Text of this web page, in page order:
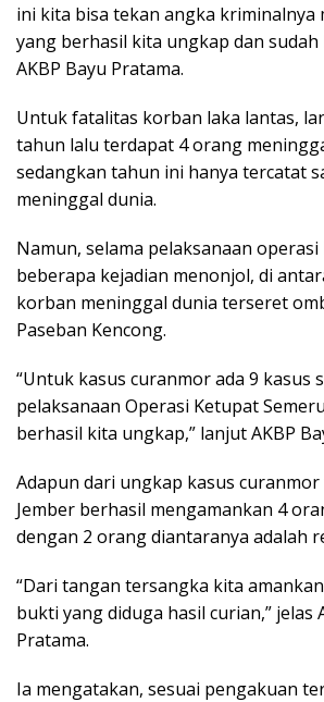
ini kita bisa tekan angka kriminalnya
yang berhasil kita ungkap dan
AKBP Bayu Pratama.
Untuk fatalitas korban laka lantas,
tahun lalu terdapat 4 orang
sedangkan tahun ini hanya tercatat
meninggal dunia.
Namun, selama pelaksanaan
beberapa kejadian menonjol, di
korban meninggal dunia terseret
Paseban Kencong.
“Untuk kasus curanmor ada 9 kasus
pelaksanaan Operasi Ketupat
berhasil kita ungkap,” lanjut AKBP
Adapun dari ungkap kasus
Jember berhasil mengamankan 4
dengan 2 orang diantaranya adalah
“Dari tangan tersangka kita
bukti yang diduga hasil curian,” jelas
Pratama.
Ia mengatakan, sesuai pengakuan